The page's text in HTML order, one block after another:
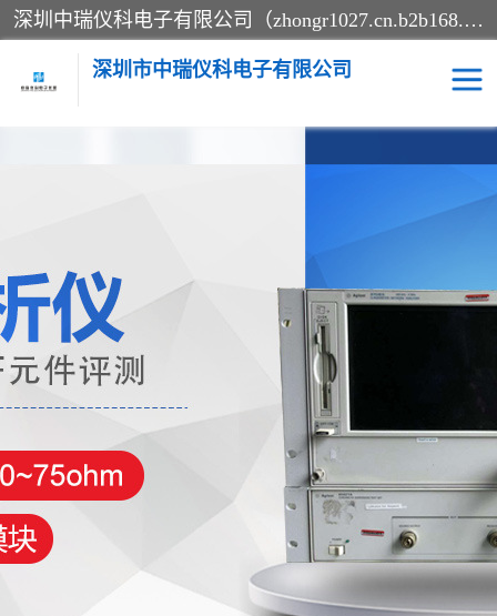
深圳中瑞仪科电子有限公司（zhongr1027.cn.b2b168.com）主要从事回收二手仪器，工厂仪器，回收示波器，KeysightE4980A，FLUKE754，MT8852B，IFR3920，Agilent N4010A，MT8852B等业务，全国统一热线：13570873835。深圳中瑞仪科电子有限公司整批或单出，专业评估高价回收工厂闲置仪器。
深圳市中瑞仪科电子有限公司
电阻-功率计 频谱分析仪
万用表 综合测试仪
蓝牙测试仪 网络分析仪
过程校验仪 电桥测试仪
泰克示波器 电池测试仪
函数信号发生器